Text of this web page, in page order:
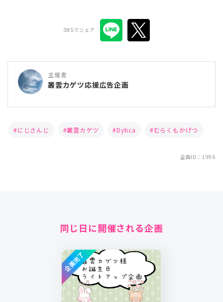
SNSでシェア
主催者
叢雲カゲツ応援広告企画
にじさんじ 叢雲カゲツ Dytica むらくもかげつ
企画ID：1996
同じ日に開催される企画
企画完了